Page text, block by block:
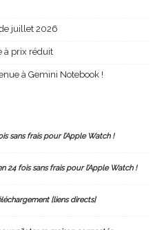
juillet 2026
à prix réduit
à Gemini Notebook !
sans frais pour l’Apple Watch !
24 fois sans frais pour l’Apple Watch !
[liens directs]